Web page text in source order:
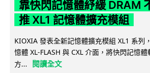
靠快閃記憶體紓緩 DRAM
推 XL1 記憶體擴充模組
KIOXIA 發表全新記憶體擴充模組 XL1 系列
憶體 XL-FLASH 與 CXL 介面，將快閃記憶
方...
閱讀全文